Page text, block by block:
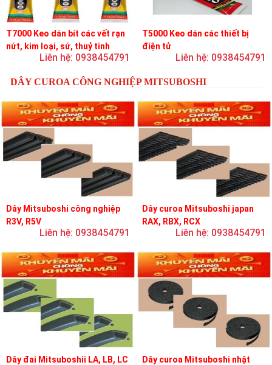
T7000 Keo dán bít các vết rạn
nứt, kim loại, sứ, thuỷ tinh
Liên hệ: 0938454791
T5000 Keo dán các thiết bị
điện tử
Liên hệ: 0938454791
DÂY CUROA CÔNG NGHIỆP MITSUBOSHI
Dây Mitsuboshi công nghiệp
R3V, R5V
Liên hệ: 0938454791
Dây curoa Mitsuboshi japan
RAX, RBX, RCX
Liên hệ: 0938454791
Dây đai Mitsuboshii LA, LB, LC
Dây curoa Mitsuboshi nhật